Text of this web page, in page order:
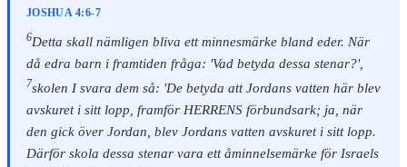
JOSHUA 4:6-7
6Detta skall nämligen bliva ett minnesmärke bland eder. När
då edra barn i framtiden fråga: 'Vad betyda dessa stenar?',
7skolen I svara dem så: 'De betyda att Jordans vatten här blev
avskuret i sitt lopp, framför HERRENS förbundsark; ja, när
den gick över Jordan, blev Jordans vatten avskuret i sitt lopp.
Därför skola dessa stenar vara ett åminnelsemärke för Israels